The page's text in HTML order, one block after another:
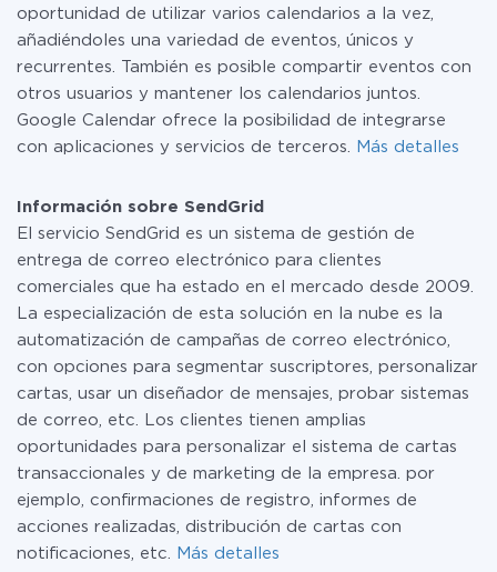
oportunidad de utilizar varios calendarios a la vez,
añadiéndoles una variedad de eventos, únicos y
recurrentes. También es posible compartir eventos con
otros usuarios y mantener los calendarios juntos.
Google Calendar ofrece la posibilidad de integrarse
con aplicaciones y servicios de terceros.
Más detalles
Información sobre SendGrid
El servicio SendGrid es un sistema de gestión de
entrega de correo electrónico para clientes
comerciales que ha estado en el mercado desde 2009.
La especialización de esta solución en la nube es la
automatización de campañas de correo electrónico,
con opciones para segmentar suscriptores, personalizar
cartas, usar un diseñador de mensajes, probar sistemas
de correo, etc. Los clientes tienen amplias
oportunidades para personalizar el sistema de cartas
transaccionales y de marketing de la empresa. por
ejemplo, confirmaciones de registro, informes de
acciones realizadas, distribución de cartas con
notificaciones, etc.
Más detalles